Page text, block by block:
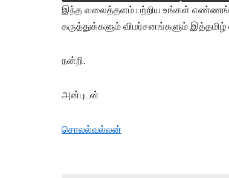
இந்த வலைத்தளம் பற்றிய உங்கள்
கருத்துக்களும் விமர்சனங்களும்
நன்றி.
அன்புடன்
சொலல்வல்லன்